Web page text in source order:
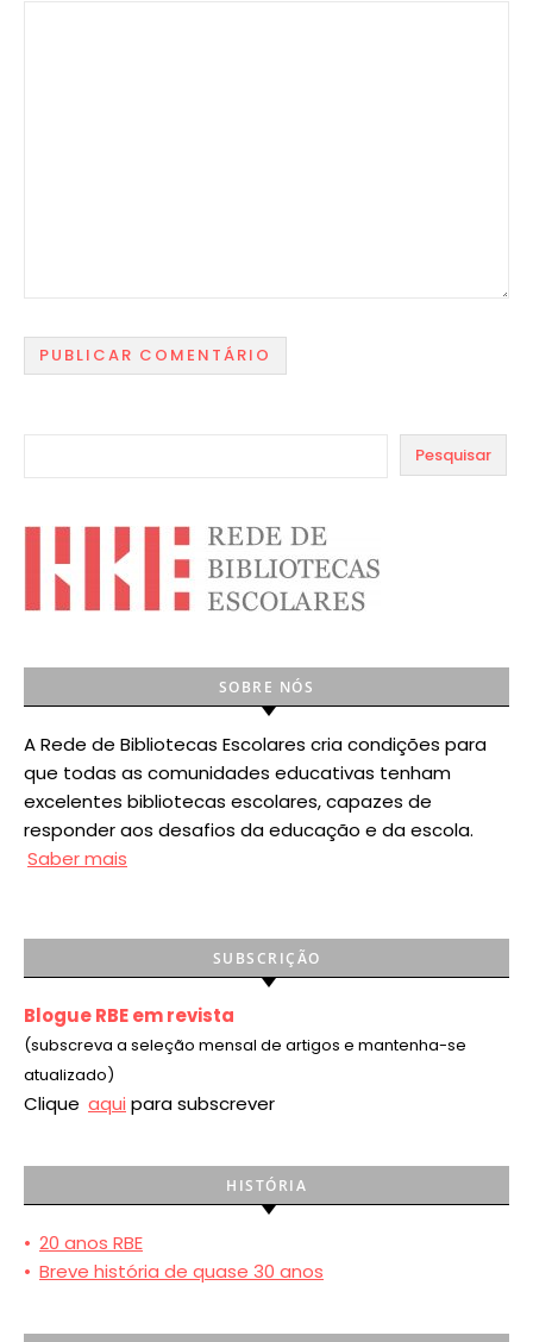
Pesquisar
SOBRE NÓS
A Rede de Bibliotecas Escolares cria condições para
que todas as comunidades educativas tenham
excelentes bibliotecas escolares, capazes de
responder aos desafios da educação e da escola.
Saber mais
SUBSCRIÇÃO
Blogue RBE em revista
(subscreva a seleção mensal de artigos e mantenha-se
atualizado)
Clique aqui para subscrever
HISTÓRIA
• 20 anos RBE
• Breve história de quase 30 anos